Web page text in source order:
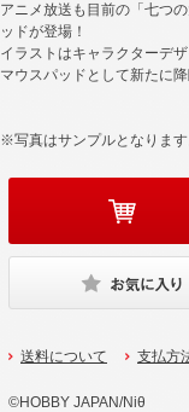
アニメ放送も目前の「七つ
ッドが登場！
イラストはキャラクターデ
マウスパッドとして新たに
※写真はサンプルとなります
送料について 支払方
©HOBBY JAPAN/Niθ